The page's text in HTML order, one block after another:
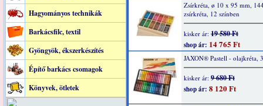
Hagyományos technikák
Barkácsfilc, textil
Gyöngyök, ékszerkészítés
Építő barkács csomagok
Könyvek, ötletek
Zsírkréta, ø 10 x 95 mm,
zsírkréta, 12 színben
kisker ár: 19 580 Ft
shop ár: 14 765 Ft
JAXON® Pastell - olajkréta,
kisker ár: 9 680 Ft
shop ár: 8 120 Ft